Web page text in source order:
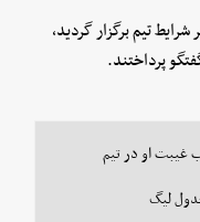
تیم برگزار گردید،
پرداختند.
غیبت او در تیم
لیگ